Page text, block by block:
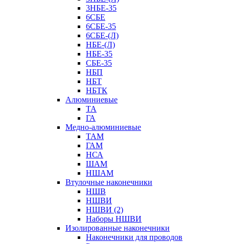
3НБЕ-35
6СБЕ
6СБЕ-35
6СБЕ-(Л)
НБЕ-(Л)
НБЕ-35
СБЕ-35
НБП
НБТ
НБТК
Алюминиевые
ТА
ГА
Медно-алюминиевые
ТАМ
ГАМ
НСА
ШАМ
НШАМ
Втулочные наконечники
НШВ
НШВИ
НШВИ (2)
Наборы НШВИ
Изолированные наконечники
Наконечники для проводов